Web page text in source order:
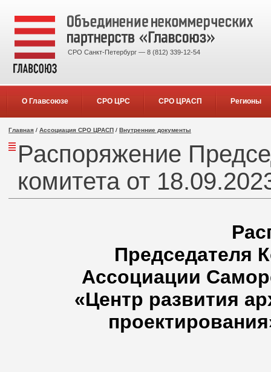
СРО Санкт-Петербург — 8 (812) 339-12-54
О Главсоюзе СРО ЦРС СРО ЦРАСП Регионы
Главная / Ассоциация СРО ЦРАСП / Внутренние документы
Распоряжение
комитета от
Председателя
Ассоциации
«Центр развития